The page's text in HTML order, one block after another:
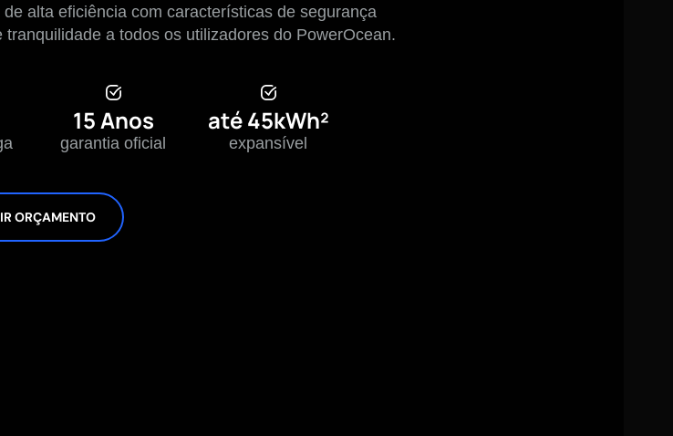
alta eficiência com características de segurança
a todos os utilizadores do PowerOcean.
15 Anos até 45kWh²
garantia oficial expansível
ORÇAMENTO